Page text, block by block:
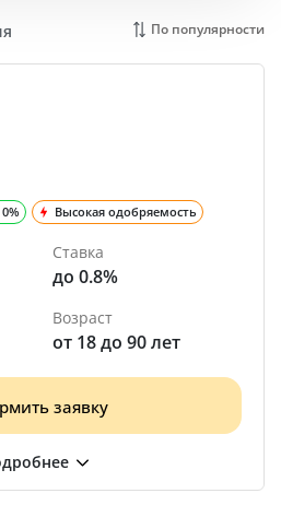
По популярности
Высокая одобряемость
Ставка
до 0.8%
Возраст
от 18 до 90 лет
заявку